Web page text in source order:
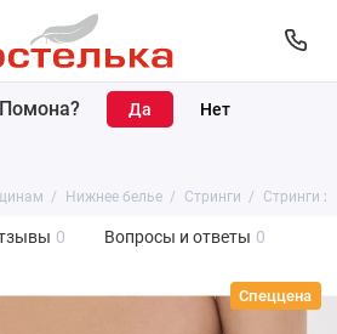
Помона?
Нижнее белье Стринги Стринги
0 Вопросы и ответы 0
Спеццена